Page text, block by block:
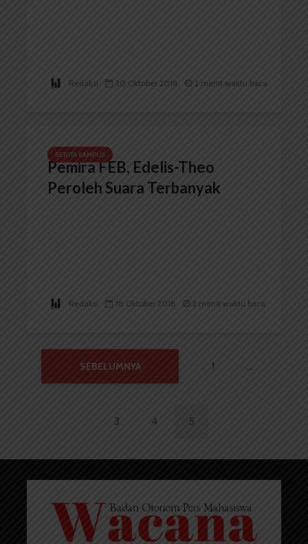
Redaksi 20 Oktober 2018 2 menit waktu baca
BERITA KAMPUS
Pemira FEB, Edelis-Theo
Peroleh Suara Terbanyak
Redaksi 18 Oktober 2018 2 menit waktu baca
SEBELUMNYA 1 …
3 4 5